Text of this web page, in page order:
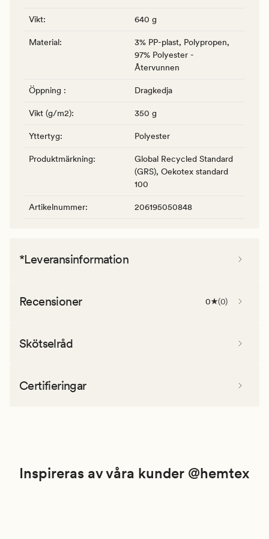
Vikt: 640 g
Material:
3% PP-plast, Polypropen,
97% Polyester -
Återvunnen
Öppning : Dragkedja
Vikt (g/m2): 350 g
Yttertyg: Polyester
Produktmärkning:
Global Recycled Standard
(GRS), Oekotex standard
100
Artikelnummer: 206195050848
*Leveransinformation
Recensioner 0 (0)
Skötselråd
Certifieringar
Inspireras av våra kunder @hemtex